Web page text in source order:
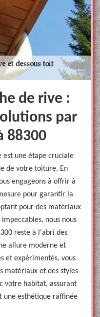
de rive :
par
88300
est une étape cruciale
de votre toiture. En
engageons à offrir à
pour garantir la
pour des matériaux
nous nous
reste à l'abri des
allure moderne et
et expérimentés, vous
matériaux et des styles
votre habitat, assurant
une esthétique raffinée